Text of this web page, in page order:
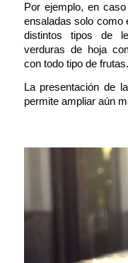
Por ejemplo, en
ensaladas solo como
distintos tipos de
verduras de hoja
con todo tipo de frutas.
La presentación de
permite ampliar aún